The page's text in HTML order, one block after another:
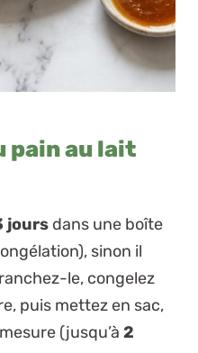
pain au lait
jours dans une boîte
sinon il
le, congelez
puis mettez en sac,
(jusqu’à 2